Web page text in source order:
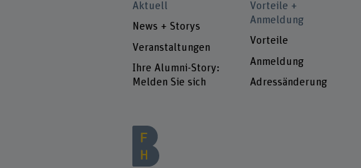
Aktuell
News + Storys
Veranstaltungen
Ihre Alumni-Story:
Melden Sie sich
Vorteile +
Anmeldung
Vorteile
Anmeldung
Adressänderung